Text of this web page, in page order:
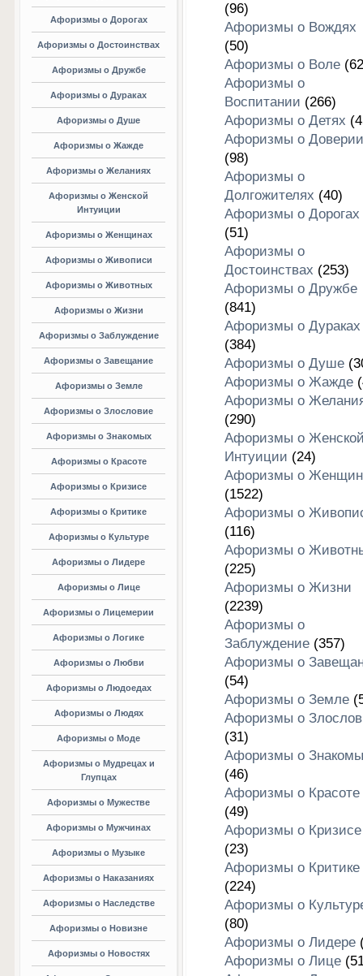
Афоризмы о Дорогах
Афоризмы о Достоинствах
Афоризмы о Дружбе
Афоризмы о Дураках
Афоризмы о Душе
Афоризмы о Жажде
Афоризмы о Желаниях
Афоризмы о Женской
Интуиции
Афоризмы о Женщинах
Афоризмы о Живописи
Афоризмы о Животных
Афоризмы о Жизни
Афоризмы о Заблуждение
Афоризмы о Завещание
Афоризмы о Земле
Афоризмы о Злословие
Афоризмы о Знакомых
Афоризмы о Красоте
Афоризмы о Кризисе
Афоризмы о Критике
Афоризмы о Культуре
Афоризмы о Лидере
Афоризмы о Лице
Афоризмы о Лицемерии
Афоризмы о Логике
Афоризмы о Любви
Афоризмы о Людоедах
Афоризмы о Людях
Афоризмы о Моде
Афоризмы о Мудрецах и
Глупцах
Афоризмы о Мужестве
Афоризмы о Мужчинах
Афоризмы о Музыке
Афоризмы о Наказаниях
Афоризмы о Наследстве
Афоризмы о Новизне
Афоризмы о Новостях
(96)
Афоризмы о Вождях
(50)
Афоризмы о Воле
Афоризмы о
Воспитании (266)
Афоризмы о Детях
Афоризмы о Доверии
(98)
Афоризмы о
Долгожителях (40)
Афоризмы о Дорогах
(51)
Афоризмы о
Достоинствах (253)
Афоризмы о Дружбе
(841)
Афоризмы о Дураках
(384)
Афоризмы о Душе
Афоризмы о Жажде
Афоризмы о
(290)
Афоризмы о
Интуиции (24)
Афоризмы о
(1522)
Афоризмы о
(116)
Афоризмы о
(225)
Афоризмы о Жизни
(2239)
Афоризмы о
Заблуждение(357)
Афоризмы о
(54)
Афоризмы о Земле
Афоризмы о
(31)
Афоризмы о
(46)
Афоризмы о Красоте
(49)
Афоризмы о Кризисе
(23)
Афоризмы о Критике
(224)
Афоризмы о
(80)
Афоризмы о Лидере
Афоризмы о Лице